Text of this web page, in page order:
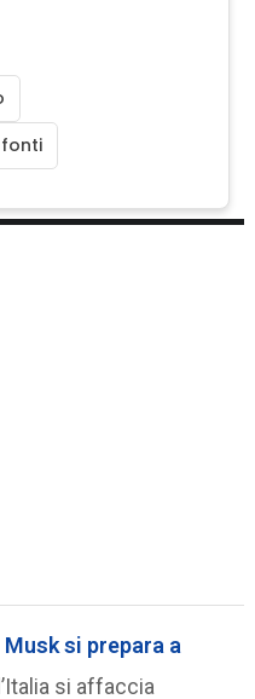
Musk si prepara a
si affaccia